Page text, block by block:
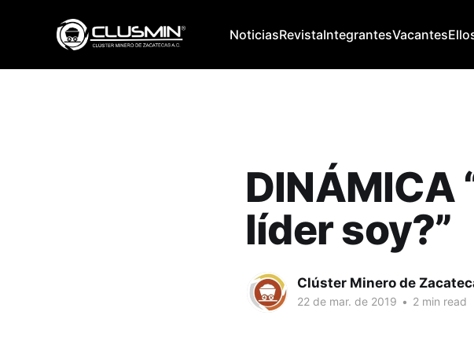
NoticiasRevistaIntegrantesVacantes
DINÁMICA
líder soy?”
Clúster Minero de
22 de mar. de 2019 • 2 min read